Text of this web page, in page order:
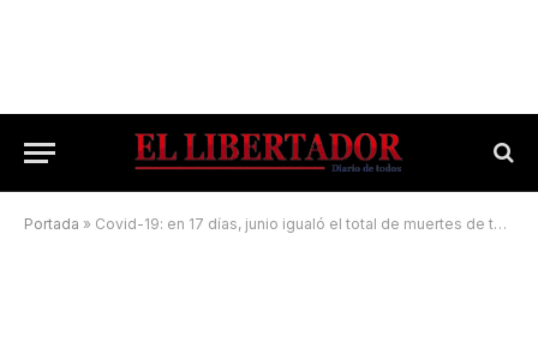
Portada » Covid-19: en 17 días, junio igualó el total de muertes de todo mayo